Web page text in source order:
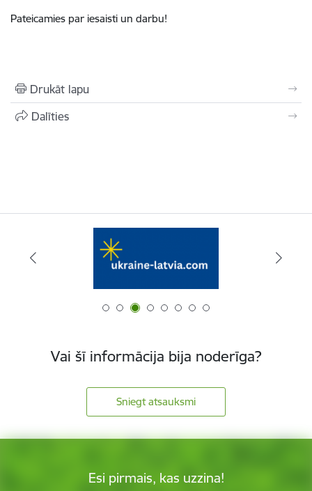
Pateicamies par iesaisti un darbu!
Drukāt lapu
Dalīties
Vai šī informācija bija noderīga?
Sniegt atsauksmi
Esi pirmais, kas uzzina!